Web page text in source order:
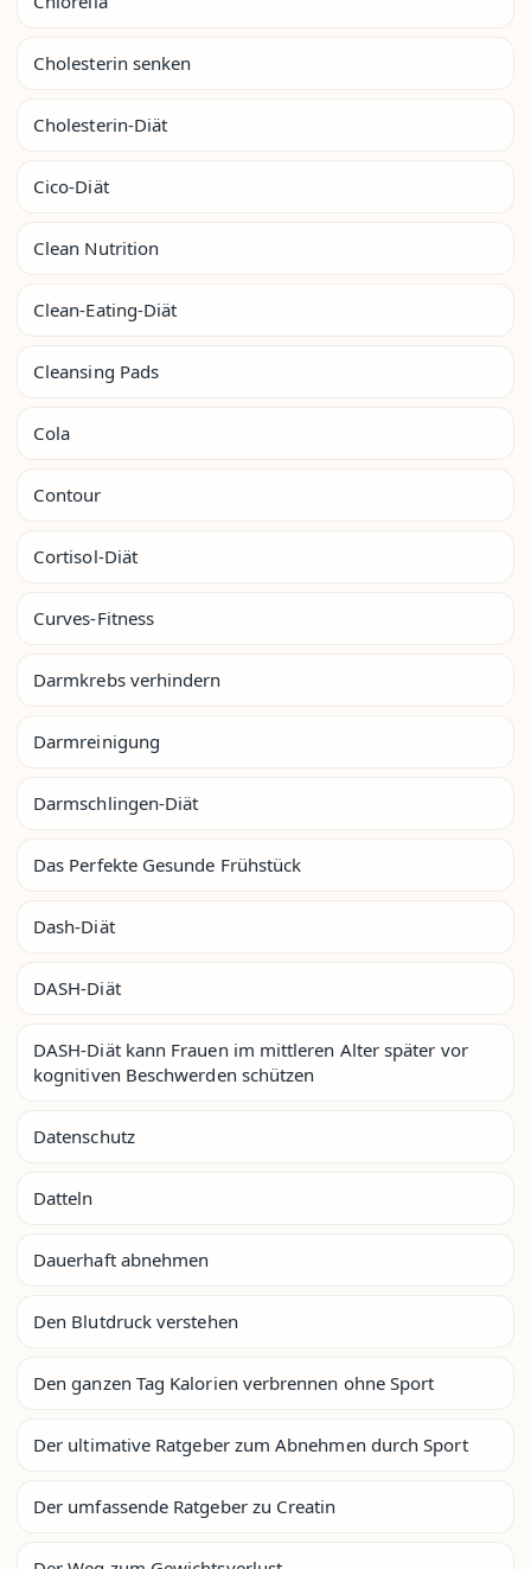
Cholesterin senken
Cholesterin-Diät
Cico-Diät
Clean Nutrition
Clean-Eating-Diät
Cleansing Pads
Cola
Contour
Cortisol-Diät
Curves-Fitness
Darmkrebs verhindern
Darmreinigung
Darmschlingen-Diät
Das Perfekte Gesunde Frühstück
Dash-Diät
DASH-Diät
DASH-Diät kann Frauen im mittleren Alter später vor
kognitiven Beschwerden schützen
Datenschutz
Datteln
Dauerhaft abnehmen
Den Blutdruck verstehen
Den ganzen Tag Kalorien verbrennen ohne Sport
Der ultimative Ratgeber zum Abnehmen durch Sport
Der umfassende Ratgeber zu Creatin